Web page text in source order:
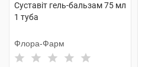
Суставіт гель-бальзам 75 мл
1 туба
Флора-Фарм